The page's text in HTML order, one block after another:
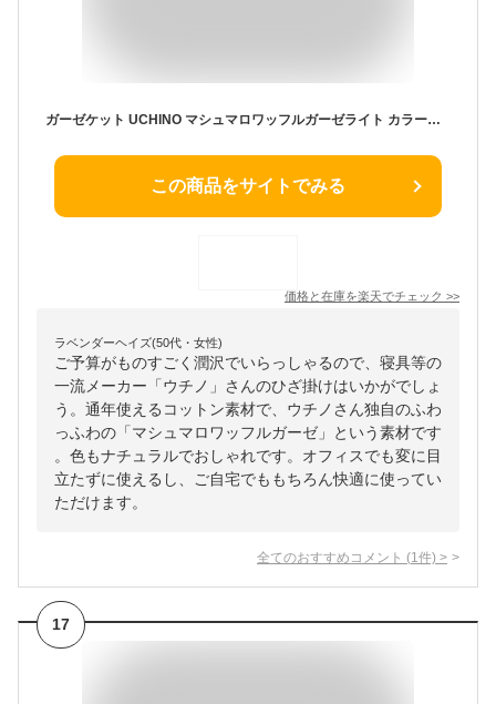
ガーゼケット UCHINO マシュマロワッフルガーゼライト カラースロー 約70×100cm ひざ掛け スローケット クォーター タオルギャラリー ウチノタオル 【内野タオル】 ギフト 贈り物 プレゼント 送料無料
この商品をサイトでみる
価格と在庫を楽天でチェック >>
ラベンダーヘイズ(50代・女性)
ご予算がものすごく潤沢でいらっしゃるので、寝具等の
一流メーカー「ウチノ」さんのひざ掛けはいかがでしょ
う。通年使えるコットン素材で、ウチノさん独自のふわ
っふわの「マシュマロワッフルガーゼ」という素材です
。色もナチュラルでおしゃれです。オフィスでも変に目
立たずに使えるし、ご自宅でももちろん快適に使ってい
ただけます。
全てのおすすめコメント (1 件) >
17